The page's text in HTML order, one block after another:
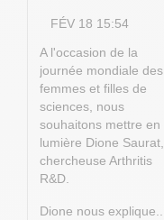
FÉV 18 15:54
A l'occasion de la
journée mondiale des
femmes et filles de
sciences, nous
souhaitons mettre en
lumière Dione Saurat,
chercheuse Arthritis
R&D.
Dione nous explique...